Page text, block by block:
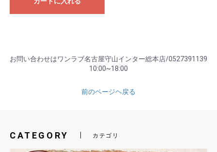
お問い合わせはワンラブ名古屋守山インター総本店/0527391139
10:00~18:00
前のページヘ戻る
CATEGORY カテゴリ